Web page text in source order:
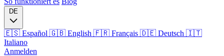
DE
🇪🇸 Español 🇬🇧 English 🇫🇷 Français 🇩🇪 Deutsch 🇮🇹
Italiano
Anmelden